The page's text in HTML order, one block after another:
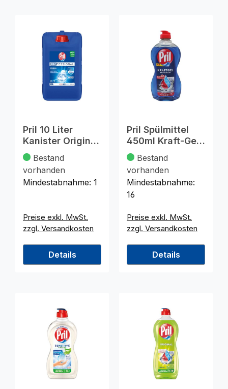
Pril 10 Liter
Kanister Original
Professional
Bestand
vorhanden
Mindestabnahme: 1
Preise exkl. MwSt.
zzgl. Versandkosten
Details
Pril Spülmittel
450ml Kraft-Gel
Ultra Plus
Bestand
vorhanden
Mindestabnahme:
16
Preise exkl. MwSt.
zzgl. Versandkosten
Details